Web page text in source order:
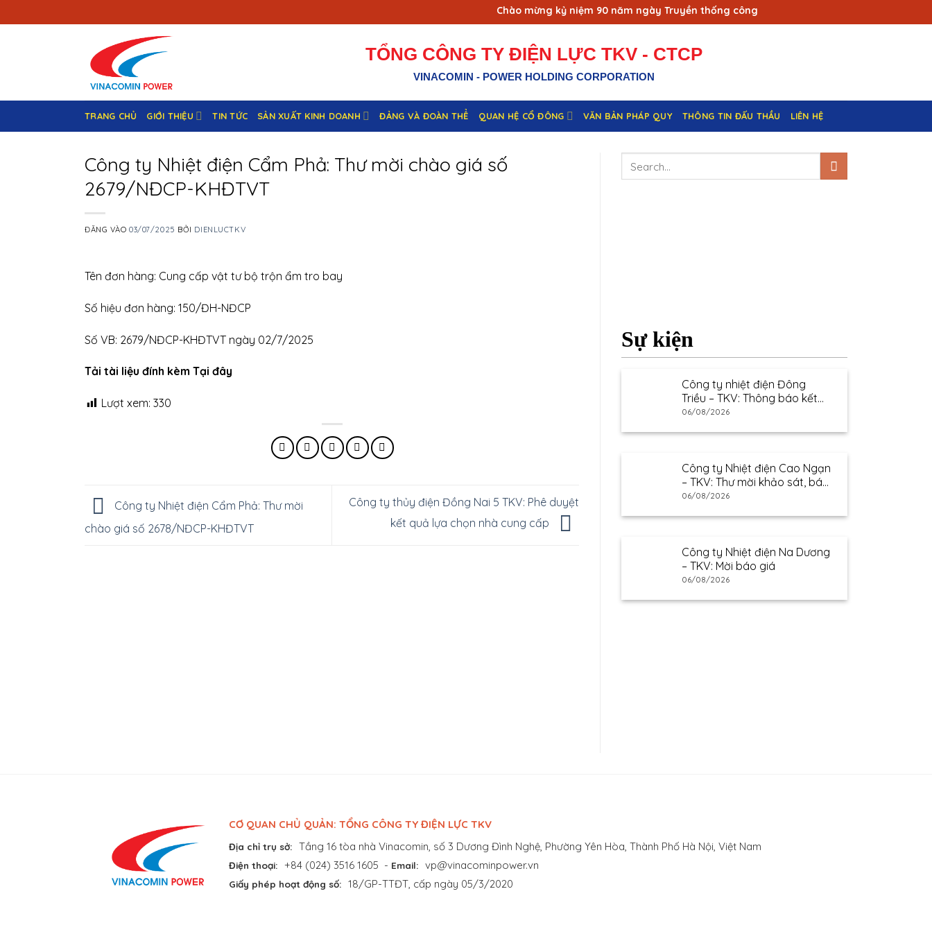
qua
Chào mừng kỷ niệm 90 năm ngày Truyền thống công nhân Vùng mỏ - Truyền thống ngành
TỔNG CÔNG TY ĐIỆN LỰC TKV - CTCP
VINACOMIN - POWER HOLDING CORPORATION
TRANG CHỦ GIỚI THIỆU TIN TỨC SẢN XUẤT KINH DOANH ĐẢNG VÀ ĐOÀN THỂ QUAN HỆ CỔ ĐÔNG VĂN BẢN PHÁP QUY THÔNG TIN ĐẤU THẦU LIÊN HỆ
Công ty Nhiệt điện Cẩm Phả: Thư mời chào giá số
2679/NĐCP-KHĐTVT
ĐĂNG VÀO03/07/2025 BỞI DIENLUCTKV
Tên đơn hàng: Cung cấp vật tư bộ trộn ẩm tro bay
Số hiệu đơn hàng: 150/ĐH-NĐCP
Số VB: 2679/NĐCP-KHĐTVT ngày 02/7/2025
Tải tài liệu đính kèm Tại đây
Lượt xem: 330
Công ty Nhiệt điện Cẩm Phả: Thư mời
chào giá số 2678/NĐCP-KHĐTVT
Công ty thủy điện Đồng Nai 5 TKV: Phê duyệt
kết quả lựa chọn nhà cung cấp
Sự kiện
Công ty nhiệt điện Đông
Triều – TKV: Thông báo kết
quả lựa chọn nhà cung cấp
06/08/2026
Công ty Nhiệt điện Cao Ngạn
– TKV: Thư mời khảo sát, báo
giá
06/08/2026
Công ty Nhiệt điện Na Dương
– TKV: Mời báo giá
06/08/2026
CƠ QUAN CHỦ QUẢN: TỔNG CÔNG TY ĐIỆN LỰC TKV
Địa chỉ trụ sở: Tầng 16 tòa nhà Vinacomin, số 3 Dương Đình Nghệ, Phường Yên Hòa, Thành Phố Hà Nội, Việt Nam
Điện thoại: +84 (024) 3516 1605 - Email: vp@vinacominpower.vn
Giấy phép hoạt động số: 18/GP-TTĐT, cấp ngày 05/3/2020